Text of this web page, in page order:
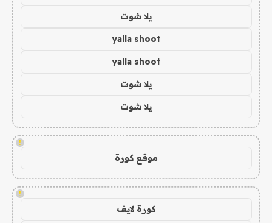
يلا شوت
yalla shoot
yalla shoot
يلا شوت
يلا شوت
!
موقع كورة
!
كورة لايف